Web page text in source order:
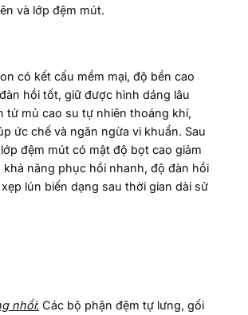
và lớp đệm mút.
có kết cấu mềm mại, độ bền cao
hồi tốt, giữ được hình dáng lâu
tử mủ cao su tự nhiên thoáng khí,
ức chế và ngăn ngừa vi khuẩn. Sau
đệm mút có mật độ bọt cao giảm
khả năng phục hồi nhanh, độ đàn hồi
lún biến dạng sau thời gian dài sử
nhồi: Các bộ phận đệm tự lưng, gối